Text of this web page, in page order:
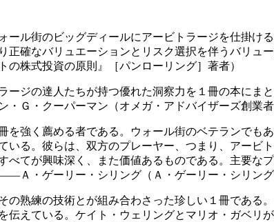
ール街のビッグディールにアービトラージを仕掛け
確なバリュエーションとリスク選択を伴うバリュ
株式投資の原則』［パンローリング］著者）
ージの達人たちが持つ優れた洞察力を１冊の本にま
Ｇ・クーパーマン（オメガ・アドバイザーズ創業者
を強く薦める者である。ウォール街のベテランでも
る。彼らは、双方のプレーヤー、つまり、アービ
てが興味深く、また価値あるものである。主要な
Ａ・ゲーリー・シリング（Ａ・ゲーリー・シリング
熟練の技術とが組み合わさった珍しい１冊である
えている。ケイト・ウェリングとマリオ・ガベリ